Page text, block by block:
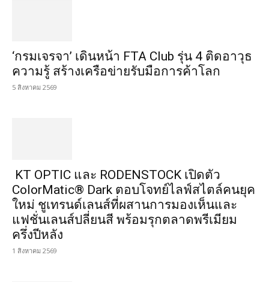
‘กรมเจรจา’ เดินหน้า FTA Club รุ่น 4 ติดอาวุธ
ความรู้ สร้างเครือข่ายรับมือการค้าโลก
5 สิงหาคม 2569
KT OPTIC และ RODENSTOCK เปิดตัว
ColorMatic® Dark ตอบโจทย์ไลฟ์สไตล์คนยุค
ใหม่ ชูเทรนด์เลนส์ที่ผสานการมองเห็นและ
แฟชั่นเลนส์ปลี่ยนสี พร้อมรุกตลาดพรีเมียม
ครึ่งปีหลัง
1 สิงหาคม 2569